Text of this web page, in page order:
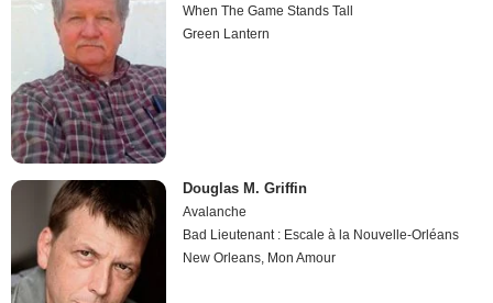
When The Game Stands Tall
Green Lantern
Douglas M. Griffin
Avalanche
Bad Lieutenant : Escale à la Nouvelle-Orléans
New Orleans, Mon Amour